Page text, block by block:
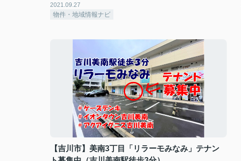
2021.09.27
物件・地域情報ナビ
【吉川市】美南3丁目「リラーモみなみ」テナン